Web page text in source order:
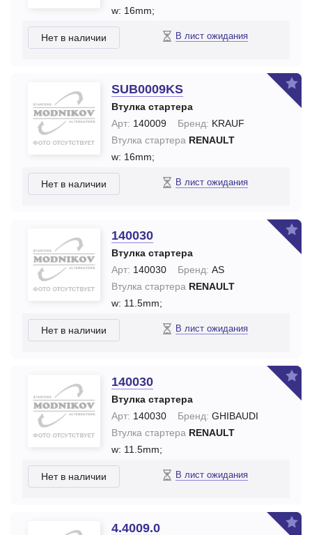
w: 16mm;
Нет в наличии В лист ожидания
SUB0009KS
Втулка стартера
Арт: 140009 Бренд: KRAUF
Втулка стартера RENAULT
w: 16mm;
Нет в наличии В лист ожидания
140030
Втулка стартера
Арт: 140030 Бренд: AS
Втулка стартера RENAULT
w: 11.5mm;
Нет в наличии В лист ожидания
140030
Втулка стартера
Арт: 140030 Бренд: GHIBAUDI
Втулка стартера RENAULT
w: 11.5mm;
Нет в наличии В лист ожидания
4.4009.0